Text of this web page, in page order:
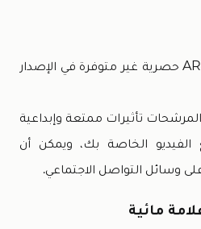
يقدم أيضًا مرشحات AR حصرية غير متوفرة في الإصدار
تأثيرات ممتعة وإبداعية
الخاصة بك، ويمكن أن
وسائل التواصل الاجتماعي.
مائية